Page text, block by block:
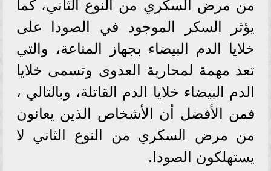
من مرض السكري من النوع الثاني، كما
يؤثر السكر الموجود في الصودا على
خلايا الدم البيضاء بجهاز المناعة، والتي
تعد مهمة لمحاربة العدوى وتسمى خلايا
الدم البيضاء خلايا الدم القاتلة، وبالتالي ،
فمن الأفضل أن الأشخاص الذين يعانون
من مرض السكري من النوع الثاني لا
يستهلكون الصودا.